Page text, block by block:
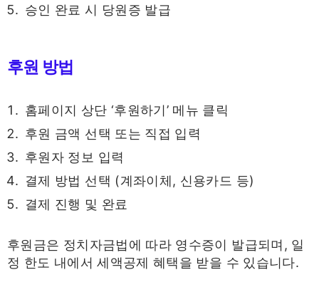
승인 완료 시 당원증 발급
후원 방법
홈페이지 상단 ‘후원하기’ 메뉴 클릭
후원 금액 선택 또는 직접 입력
후원자 정보 입력
결제 방법 선택 (계좌이체, 신용카드 등)
결제 진행 및 완료
후원금은 정치자금법에 따라 영수증이 발급되며, 일
정 한도 내에서 세액공제 혜택을 받을 수 있습니다.